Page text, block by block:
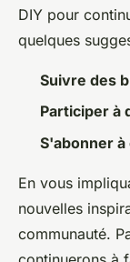
DIY pour
quelques
Suivre des
Participer à
S'abonner à
En vous
nouvelles
communauté.